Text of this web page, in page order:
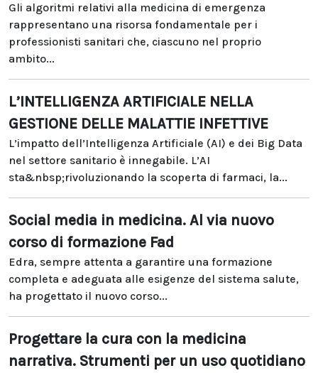
Gli algoritmi relativi alla medicina di emergenza
rappresentano una risorsa fondamentale per i
professionisti sanitari che, ciascuno nel proprio
ambito...
L’INTELLIGENZA ARTIFICIALE NELLA
GESTIONE DELLE MALATTIE INFETTIVE
L’impatto dell’Intelligenza Artificiale (AI) e dei Big Data
nel settore sanitario è innegabile. L’AI
sta&nbsp;rivoluzionando la scoperta di farmaci, la...
Social media in medicina. Al via nuovo
corso di formazione Fad
Edra, sempre attenta a garantire una formazione
completa e adeguata alle esigenze del sistema salute,
ha progettato il nuovo corso...
Progettare la cura con la medicina
narrativa. Strumenti per un uso quotidiano